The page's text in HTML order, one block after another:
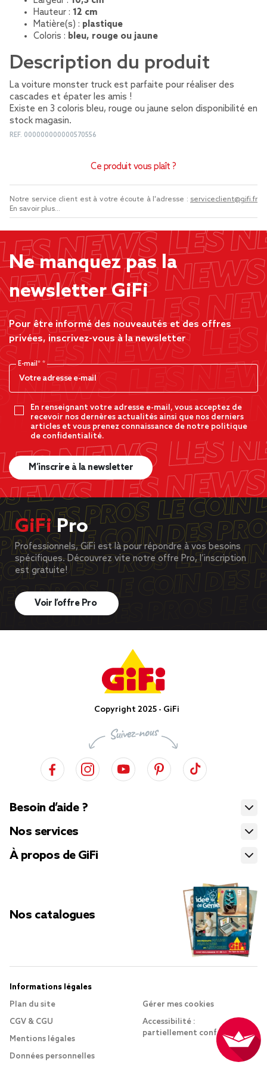
Hauteur : 12 cm
Matière(s) : plastique
Coloris : bleu, rouge ou jaune
Description du produit
La voiture monster truck est parfaite pour réaliser des
cascades et épater les amis !
Existe en 3 coloris bleu, rouge ou jaune selon disponibilité en
stock magasin.
REF. 000000000000570556
Ce produit vous plaît ?
Notre service client est à votre écoute à l'adresse : serviceclient@gifi.fr
En savoir plus...
Ne manquez pas la
newsletter GiFi
Pour être informé des nouveautés et des offres
privées, inscrivez-vous à la newsletter
E-mail*
En renseignant votre adresse e-mail, vous acceptez de
recevoir nos dernères actualités ainsi que nos derniers
articles et vous prenez connaissance de notre politique
de confidentialité.
M’inscrire à la newsletter
GiFiPro
Professionnels, GiFi est là pour répondre à vos besoins
spécifiques. Découvrez vite notre offre Pro, l’inscription
est gratuite!
Voir l’offre Pro
Copyright 2025 - GiFi
Besoin d’aide ?
Nos services
À propos de GiFi
Nos catalogues
Informations légales
Plan du site
CGV & CGU
Mentions légales
Données personnelles
Gérer mes cookies
Accessibilité :
partiellement conforme